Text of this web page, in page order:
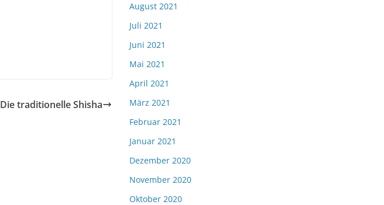
Die traditionelle Shisha
August 2021
Juli 2021
Juni 2021
Mai 2021
April 2021
März 2021
Februar 2021
Januar 2021
Dezember 2020
November 2020
Oktober 2020